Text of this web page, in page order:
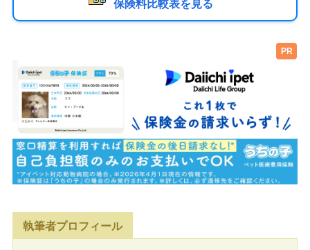
保険料比較表を見る
PR
執筆者プロフィール